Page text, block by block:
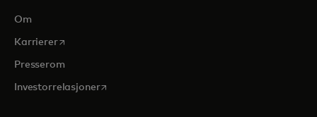
Om
Karriereropens in a new tab
Presserom
Investorrelasjoneropens in a new tab